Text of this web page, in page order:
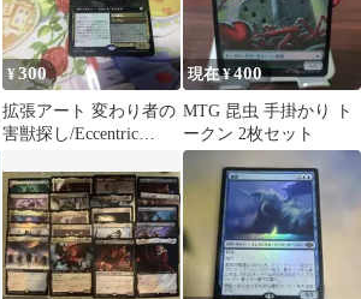
¥300
拡張アート 変わり者の
害獣探し/Eccentric
現在 ¥400
MTG 昆虫 手掛かり ト
ークン 2枚セット